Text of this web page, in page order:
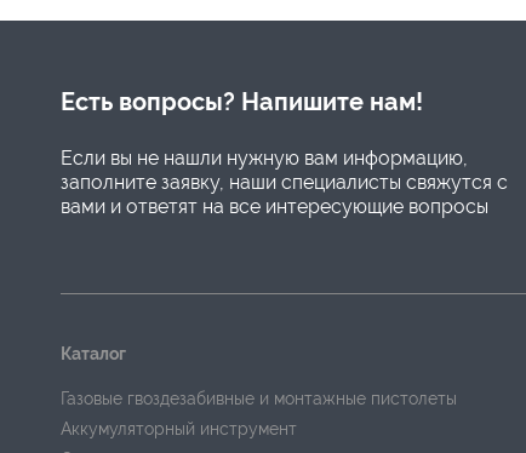
Есть вопросы? Напишите нам!
Если вы не нашли нужную вам информацию,
заполните заявку, наши специалисты свяжутся с
вами и ответят на все интересующие вопросы
Каталог
Газовые гвоздезабивные и монтажные пистолеты
Аккумуляторный инструмент